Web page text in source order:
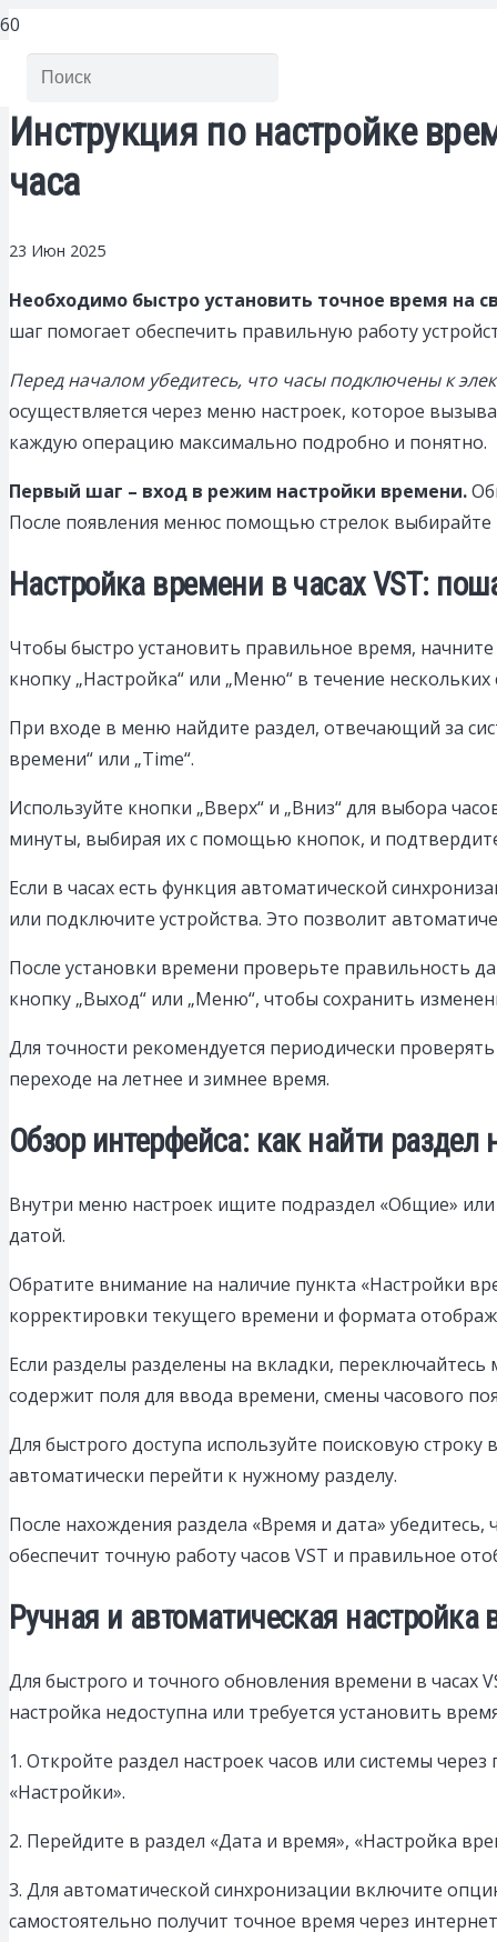
Инструкция по настройке
часа
23 Июн 2025
Необходимо быстро установить точное время на
шаг помогает обеспечить правильную работу
Перед началом убедитесь, что часы подключены к
осуществляется через меню настроек, которое
каждую операцию максимально подробно и понятно.
Первый шаг – вход в режим настройки времени.
После появления менюс помощью стрелок выбирайте
Настройка времени в часах VST:
Чтобы быстро установить правильное время,
кнопку „Настройка“ или „Меню“ в течение
При входе в меню найдите раздел, отвечающий за
времени“ или „Time“.
Используйте кнопки „Вверх“ и „Вниз“ для выбора
минуты, выбирая их с помощью кнопок, и
Если в часах есть функция автоматической
или подключите устройства. Это позволит
После установки времени проверьте правильность
кнопку „Выход“ или „Меню“, чтобы сохранить
Для точности рекомендуется периодически
переходе на летнее и зимнее время.
Обзор интерфейса: как найти
Внутри меню настроек ищите подраздел «Общие»
датой.
Обратите внимание на наличие пункта «Настройки
корректировки текущего времени и формата
Если разделы разделены на вкладки,
содержит поля для ввода времени, смены часового
Для быстрого доступа используйте поисковую строку
автоматически перейти к нужному разделу.
После нахождения раздела «Время и дата»
обеспечит точную работу часов VST и правильное
Ручная и автоматическая
Для быстрого и точного обновления времени в часах
настройка недоступна или требуется установить
1. Откройте раздел настроек часов или системы
«Настройки».
2. Перейдите в раздел «Дата и время», «Настройка
3. Для автоматической синхронизации включите
самостоятельно получит точное время через